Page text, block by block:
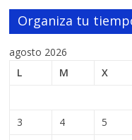
Organiza tu
agosto 2026
L
M X
3
4 5